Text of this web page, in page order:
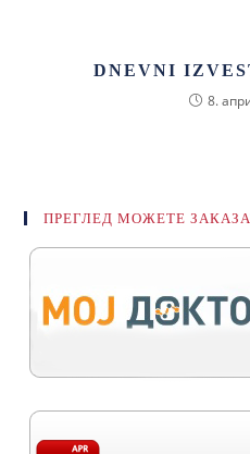
DNEVNI
8.
ПРЕГЛЕД МОЖЕТЕ